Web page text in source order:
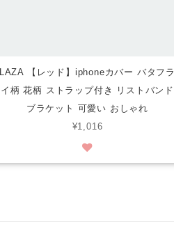
LAZA 【レッド】iphoneカバー バタフラ
イ柄 花柄 ストラップ付き リストバンド
ブラケット 可愛い おしゃれ
¥1,016